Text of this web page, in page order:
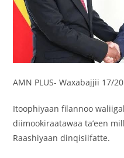
AMN PLUS- Waxabajjii 17/
Itoophiyaan filannoo
diimookiraatawaa ta’een
Raashiyaan dinqisiifatte.